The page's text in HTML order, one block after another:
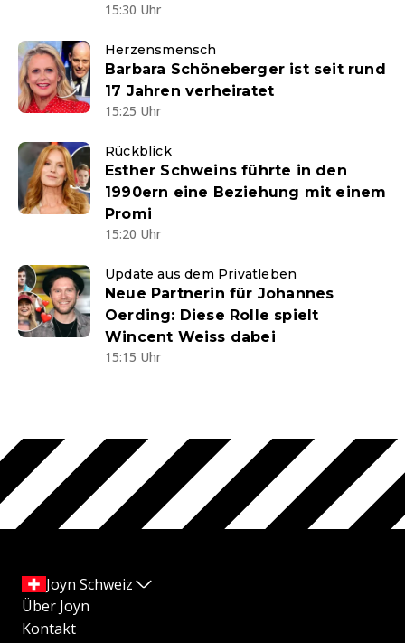
15:30 Uhr
Herzensmensch
Barbara Schöneberger ist seit rund
17 Jahren verheiratet
15:25 Uhr
Rückblick
Esther Schweins führte in den
1990ern eine Beziehung mit einem
Promi
15:20 Uhr
Update aus dem Privatleben
Neue Partnerin für Johannes
Oerding: Diese Rolle spielt
Wincent Weiss dabei
15:15 Uhr
Joyn Schweiz
Über Joyn
Kontakt